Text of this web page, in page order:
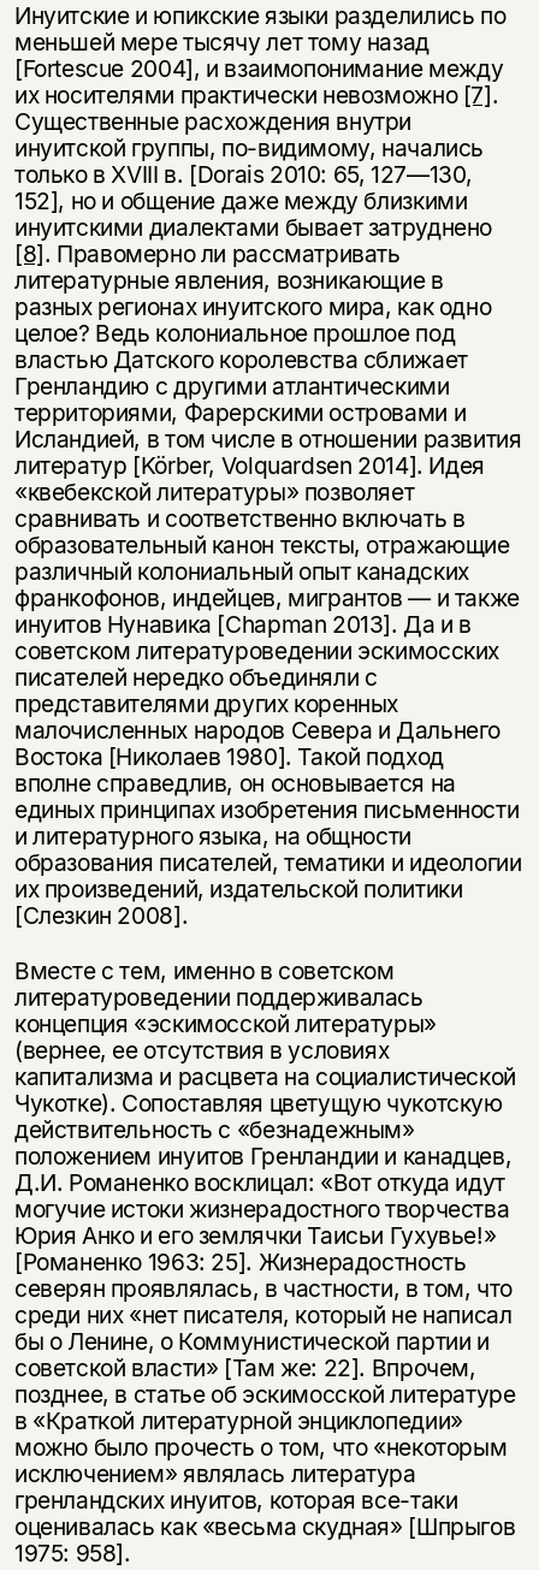
Инуитские и юпикские языки разделились по
меньшей мере тысячу лет тому назад
[Fortescue 2004], и взаимопонимание между
их носителями практически невозможно [7].
Существенные расхождения внутри
инуитской группы, по-видимому, начались
только в XVIII в. [Dorais 2010: 65, 127—130,
152], но и общение даже между близкими
инуитскими диалектами бывает затруднено
[8]. Правомерно ли рассматривать
литературные явления, возникающие в
разных регионах инуитского мира, как одно
целое? Ведь колониальное прошлое под
властью Датского королевства сближает
Гренландию с другими атлантическими
территориями, Фарерскими островами и
Исландией, в том числе в отношении развития
литератур [Körber, Volquardsen 2014]. Идея
«квебекской литературы» позволяет
сравнивать и соответственно включать в
образовательный канон тексты, отражающие
различный колониальный опыт канадских
франкофонов, индейцев, мигрантов — и также
инуитов Нунавика [Chapman 2013]. Да и в
советском литературоведении эскимосских
писателей нередко объединяли с
представителями других коренных
малочисленных народов Севера и Дальнего
Востока [Николаев 1980]. Такой подход
вполне справедлив, он основывается на
единых принципах изобретения письменности
и литературного языка, на общности
образования писателей, тематики и идеологии
их произведений, издательской политики
[Слезкин 2008].
Вместе с тем, именно в советском
литературоведении поддерживалась
концепция «эскимосской литературы»
(вернее, ее отсутствия в условиях
капитализма и расцвета на социалистической
Чукотке). Сопоставляя цветущую чукотскую
действительность с «безнадежным»
положением инуитов Гренландии и канадцев,
Д.И. Романенко восклицал: «Вот откуда идут
могучие истоки жизнерадостного творчества
Юрия Анко и его землячки Таисьи Гухувье!»
[Романенко 1963: 25]. Жизнерадостность
северян проявлялась, в частности, в том, что
среди них «нет писателя, который не написал
бы о Ленине, о Коммунистической партии и
советской власти» [Там же: 22]. Впрочем,
позднее, в статье об эскимосской литературе
в «Краткой литературной энциклопедии»
можно было прочесть о том, что «некоторым
исключением» являлась литература
гренландских инуитов, которая все-таки
оценивалась как «весьма скудная» [Шпрыгов
1975: 958].